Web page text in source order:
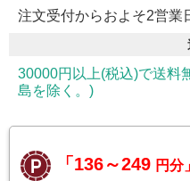
注文受付からおよそ2営業
30000円以上(税込)で送料
島を除く。)
「136～249 円分